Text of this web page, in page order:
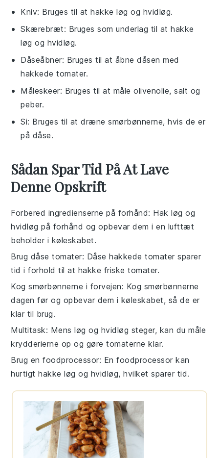
Kniv: Bruges til at hakke løg og hvidløg.
Skærebræt: Bruges som underlag til at hakke
løg og hvidløg.
Dåseåbner: Bruges til at åbne dåsen med
hakkede tomater.
Måleskeer: Bruges til at måle olivenolie, salt og
peber.
Si: Bruges til at dræne smørbønnerne, hvis de er
på dåse.
Sådan Spar Tid På At Lave
Denne Opskrift
Forbered ingredienserne på forhånd: Hak løg og
hvidløg på forhånd og opbevar dem i en lufttæt
beholder i køleskabet.
Brug dåse tomater: Dåse hakkede tomater sparer
tid i forhold til at hakke friske tomater.
Kog smørbønnerne i forvejen: Kog smørbønnerne
dagen før og opbevar dem i køleskabet, så de er
klar til brug.
Multitask: Mens løg og hvidløg steger, kan du måle
krydderierne op og gøre tomaterne klar.
Brug en foodprocessor: En foodprocessor kan
hurtigt hakke løg og hvidløg, hvilket sparer tid.